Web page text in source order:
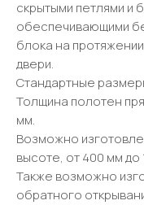
скрытыми петлями и
обеспечивающими
блока на
двери.
Стандартные
Толщина полотен
мм.
Возможно
высоте, от 400 мм
Также возможно
обратного